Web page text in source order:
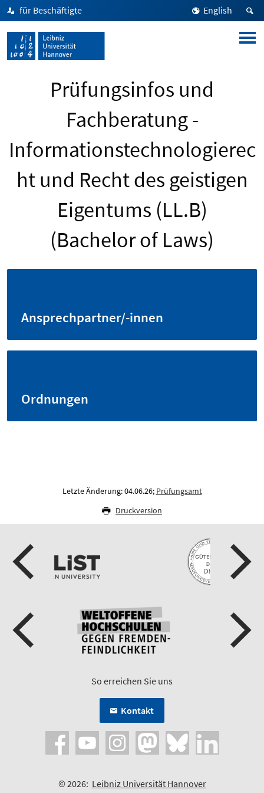
für Beschäftigte English
Prüfungsinfos und
Fachberatung -
Informationstechnologierec
ht und Recht des geistigen
Eigentums (LL.B)
(Bachelor of Laws)
Ansprechpartner/-innen
Ordnungen
Letzte Änderung: 04.06.26; Prüfungsamt
Druckversion
So erreichen Sie uns
Kontakt
© 2026: Leibniz Universität Hannover